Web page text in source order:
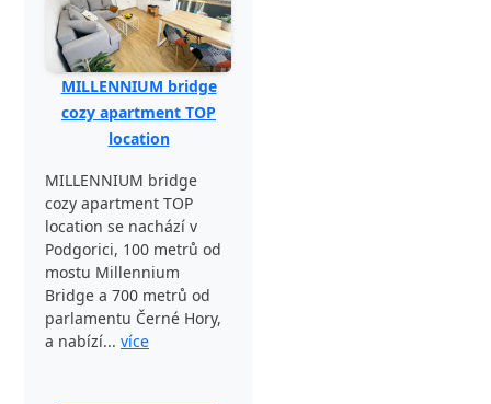
MILLENNIUM bridge
cozy apartment TOP
location
MILLENNIUM bridge
cozy apartment TOP
location se nachází v
Podgorici, 100 metrů od
mostu Millennium
Bridge a 700 metrů od
parlamentu Černé Hory,
a nabízí... více